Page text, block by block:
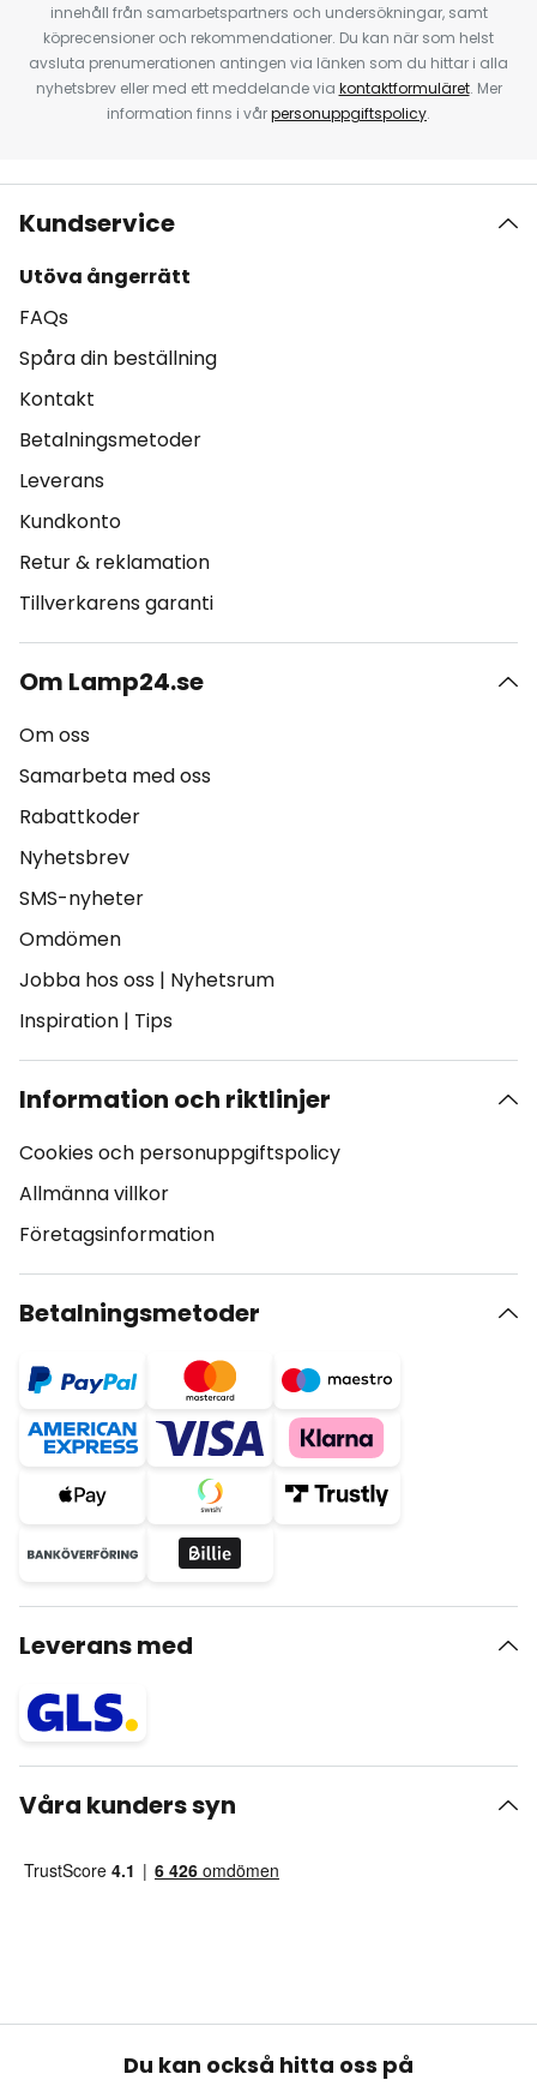
innehåll från samarbetspartners och undersökningar, samt
köprecensioner och rekommendationer. Du kan när som helst
avsluta prenumerationen antingen via länken som du hittar i alla
nyhetsbrev eller med ett meddelande via kontaktformuläret. Mer
information finns i vårpersonuppgiftspolicy.
Kundservice
Utöva ångerrätt
FAQs
Spåra din beställning
Kontakt
Betalningsmetoder
Leverans
Kundkonto
Retur & reklamation
Tillverkarens garanti
Om Lamp24.se
Om oss
Samarbeta med oss
Rabattkoder
Nyhetsbrev
SMS-nyheter
Omdömen
Jobba hos oss | Nyhetsrum
Inspiration | Tips
Information och riktlinjer
Cookies och personuppgiftspolicy
Allmänna villkor
Företagsinformation
Betalningsmetoder
Leverans med
Våra kunders syn
Du kan också hitta oss på